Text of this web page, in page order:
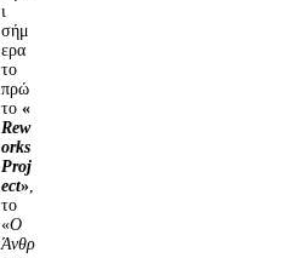
ι
σήμ
ερα
το
πρώ
το «
Rew
orks
Proj
ect»,
το
«Ο
Άνθρ